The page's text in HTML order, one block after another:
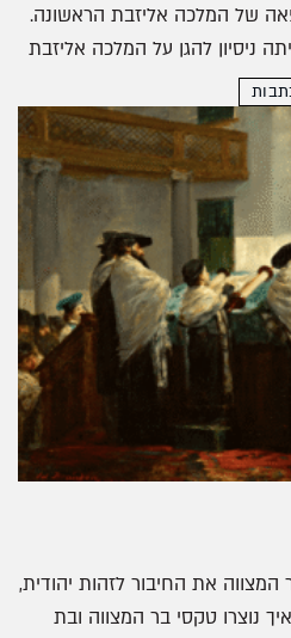
של המלכה אליזבת הראשונה.
ניסיון להגן על המלכה אליזבת
סוכן כפול שזמם...
המצווה את החיבור לזהות יהודית,
נוצרו טקסי בר המצווה ובת